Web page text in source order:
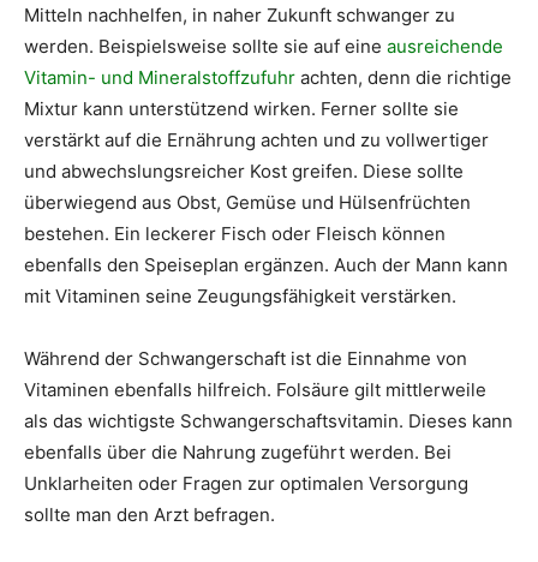
Mitteln nachhelfen, in naher Zukunft schwanger zu
werden. Beispielsweise sollte sie auf eine ausreichende
Vitamin- und Mineralstoffzufuhr achten, denn die richtige
Mixtur kann unterstützend wirken. Ferner sollte sie
verstärkt auf die Ernährung achten und zu vollwertiger
und abwechslungsreicher Kost greifen. Diese sollte
überwiegend aus Obst, Gemüse und Hülsenfrüchten
bestehen. Ein leckerer Fisch oder Fleisch können
ebenfalls den Speiseplan ergänzen. Auch der Mann kann
mit Vitaminen seine Zeugungsfähigkeit verstärken.
Während der Schwangerschaft ist die Einnahme von
Vitaminen ebenfalls hilfreich. Folsäure gilt mittlerweile
als das wichtigste Schwangerschaftsvitamin. Dieses kann
ebenfalls über die Nahrung zugeführt werden. Bei
Unklarheiten oder Fragen zur optimalen Versorgung
sollte man den Arzt befragen.